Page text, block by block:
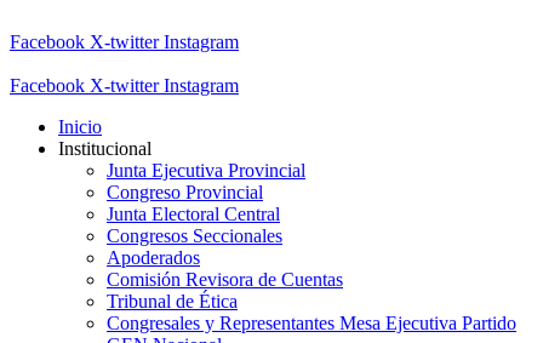
Facebook X-twitter Instagram
Facebook X-twitter Instagram
Inicio
Institucional
Junta Ejecutiva Provincial
Congreso Provincial
Junta Electoral Central
Congresos Seccionales
Apoderados
Comisión Revisora de Cuentas
Tribunal de Ética
Congresales y Representantes Mesa Ejecutiva Partido